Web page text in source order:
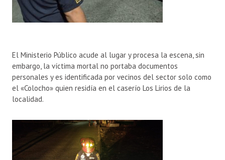
El Ministerio Público acude al lugar y procesa la escena, sin
embargo, la víctima mortal no portaba documentos
personales y es identificada por vecinos del sector solo como
el «Colocho» quien residía en el caserío Los Lirios de la
localidad.